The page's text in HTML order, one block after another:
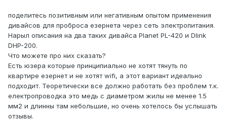
поделитесь позитивным или негативным опытом применения
дивайсов для проброса езернета через сеть электропитания.
Нарыл описания на два таких дивайса Planet PL-420 и Dlink
DHP-200.
Что можете про них сказать?
Есть юзера которые принципиально не хотят тянуть по
квартире езернет и не хотят wifi, а этот вариант идеально
подходит. Теоретически все должно работать без проблем т.к.
електропроводка это медь с диаметром жилы не менее 1.5
мм2 и длинны там небольшие, но очень хотелось бы услышать
отзывы.